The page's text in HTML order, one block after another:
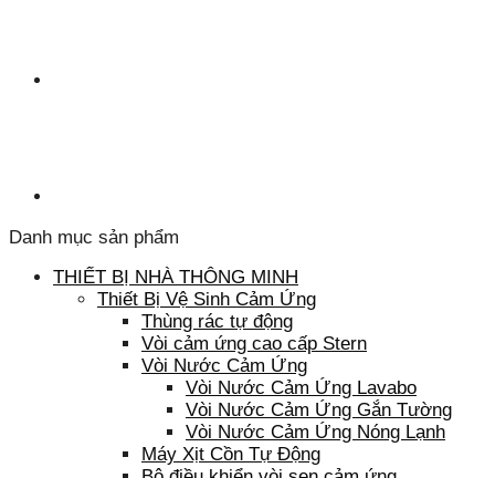
Danh mục sản phẩm
THIẾT BỊ NHÀ THÔNG MINH
Thiết Bị Vệ Sinh Cảm Ứng
Thùng rác tự động
Vòi cảm ứng cao cấp Stern
Vòi Nước Cảm Ứng
Vòi Nước Cảm Ứng Lavabo
Vòi Nước Cảm Ứng Gắn Tường
Vòi Nước Cảm Ứng Nóng Lạnh
Máy Xịt Cồn Tự Động